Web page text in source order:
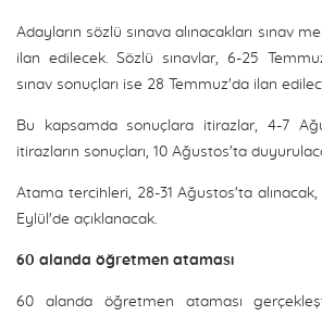
Adayların sözlü sınava alınacakları sınav
ilan edilecek. Sözlü sınavlar, 6-25
sınav sonuçları ise 28 Temmuz'da ilan
Bu kapsamda sonuçlara itirazlar, 4-7
itirazların sonuçları, 10 Ağustos'ta
Atama tercihleri, 28-31 Ağustos'ta alınacak,
Eylül'de açıklanacak.
60 alanda öğretmen ataması
60 alanda öğretmen ataması